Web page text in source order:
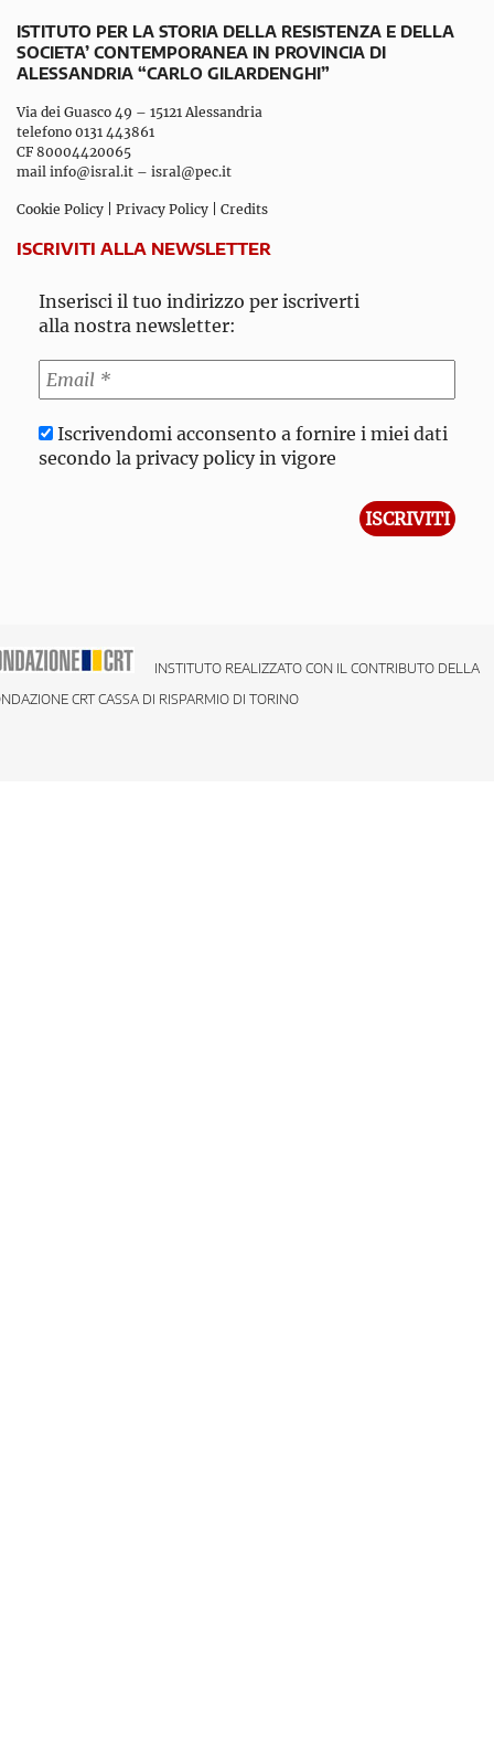
ISTITUTO PER LA STORIA DELLA RESISTENZA E DELLA
SOCIETA’ CONTEMPORANEA IN PROVINCIA DI
ALESSANDRIA “CARLO GILARDENGHI”
Via dei Guasco 49 – 15121 Alessandria
telefono 0131 443861
CF 80004420065
mail info@isral.it – isral@pec.it
Cookie Policy Privacy Policy Credits
ISCRIVITI ALLA NEWSLETTER
Inserisci il tuo indirizzo per iscriverti
alla nostra newsletter:
Iscrivendomi acconsento a fornire i miei dati
secondo la privacy policy in vigore
INSTITUTO REALIZZATO CON IL CONTRIBUTO DELLA
CRT CASSA DI RISPARMIO DI TORINO